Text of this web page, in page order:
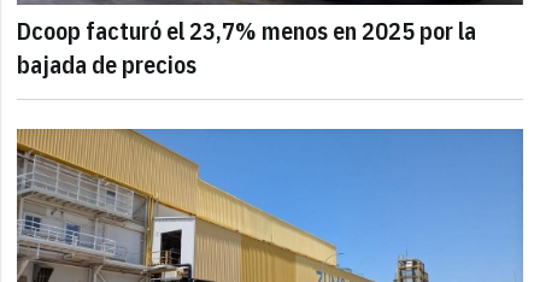
Dcoop facturó el 23,7% menos en 2025 por la
bajada de precios